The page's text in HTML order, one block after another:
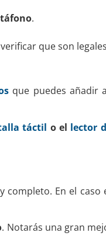
.
que son
que puedes añadir
táctil o el lector
completo. En el
. Notarás una gran